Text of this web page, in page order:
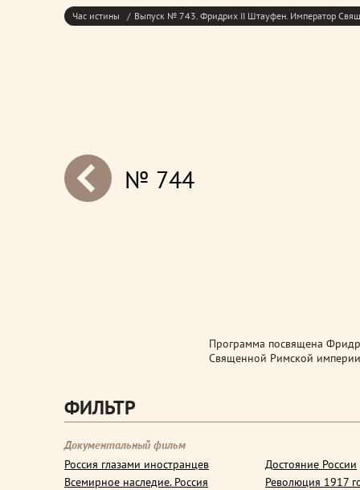
Час истины Выпуск № 743. Фридрих II Штауфен. Император
next№ 744
Программа посвящена
Священной Римской
ФИЛЬТР
Документальный фильм
Россия глазами иностранцев
Всемирное наследие. Россия
Достояние России
Революция 1917